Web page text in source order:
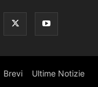
Brevi Ultime Notizie